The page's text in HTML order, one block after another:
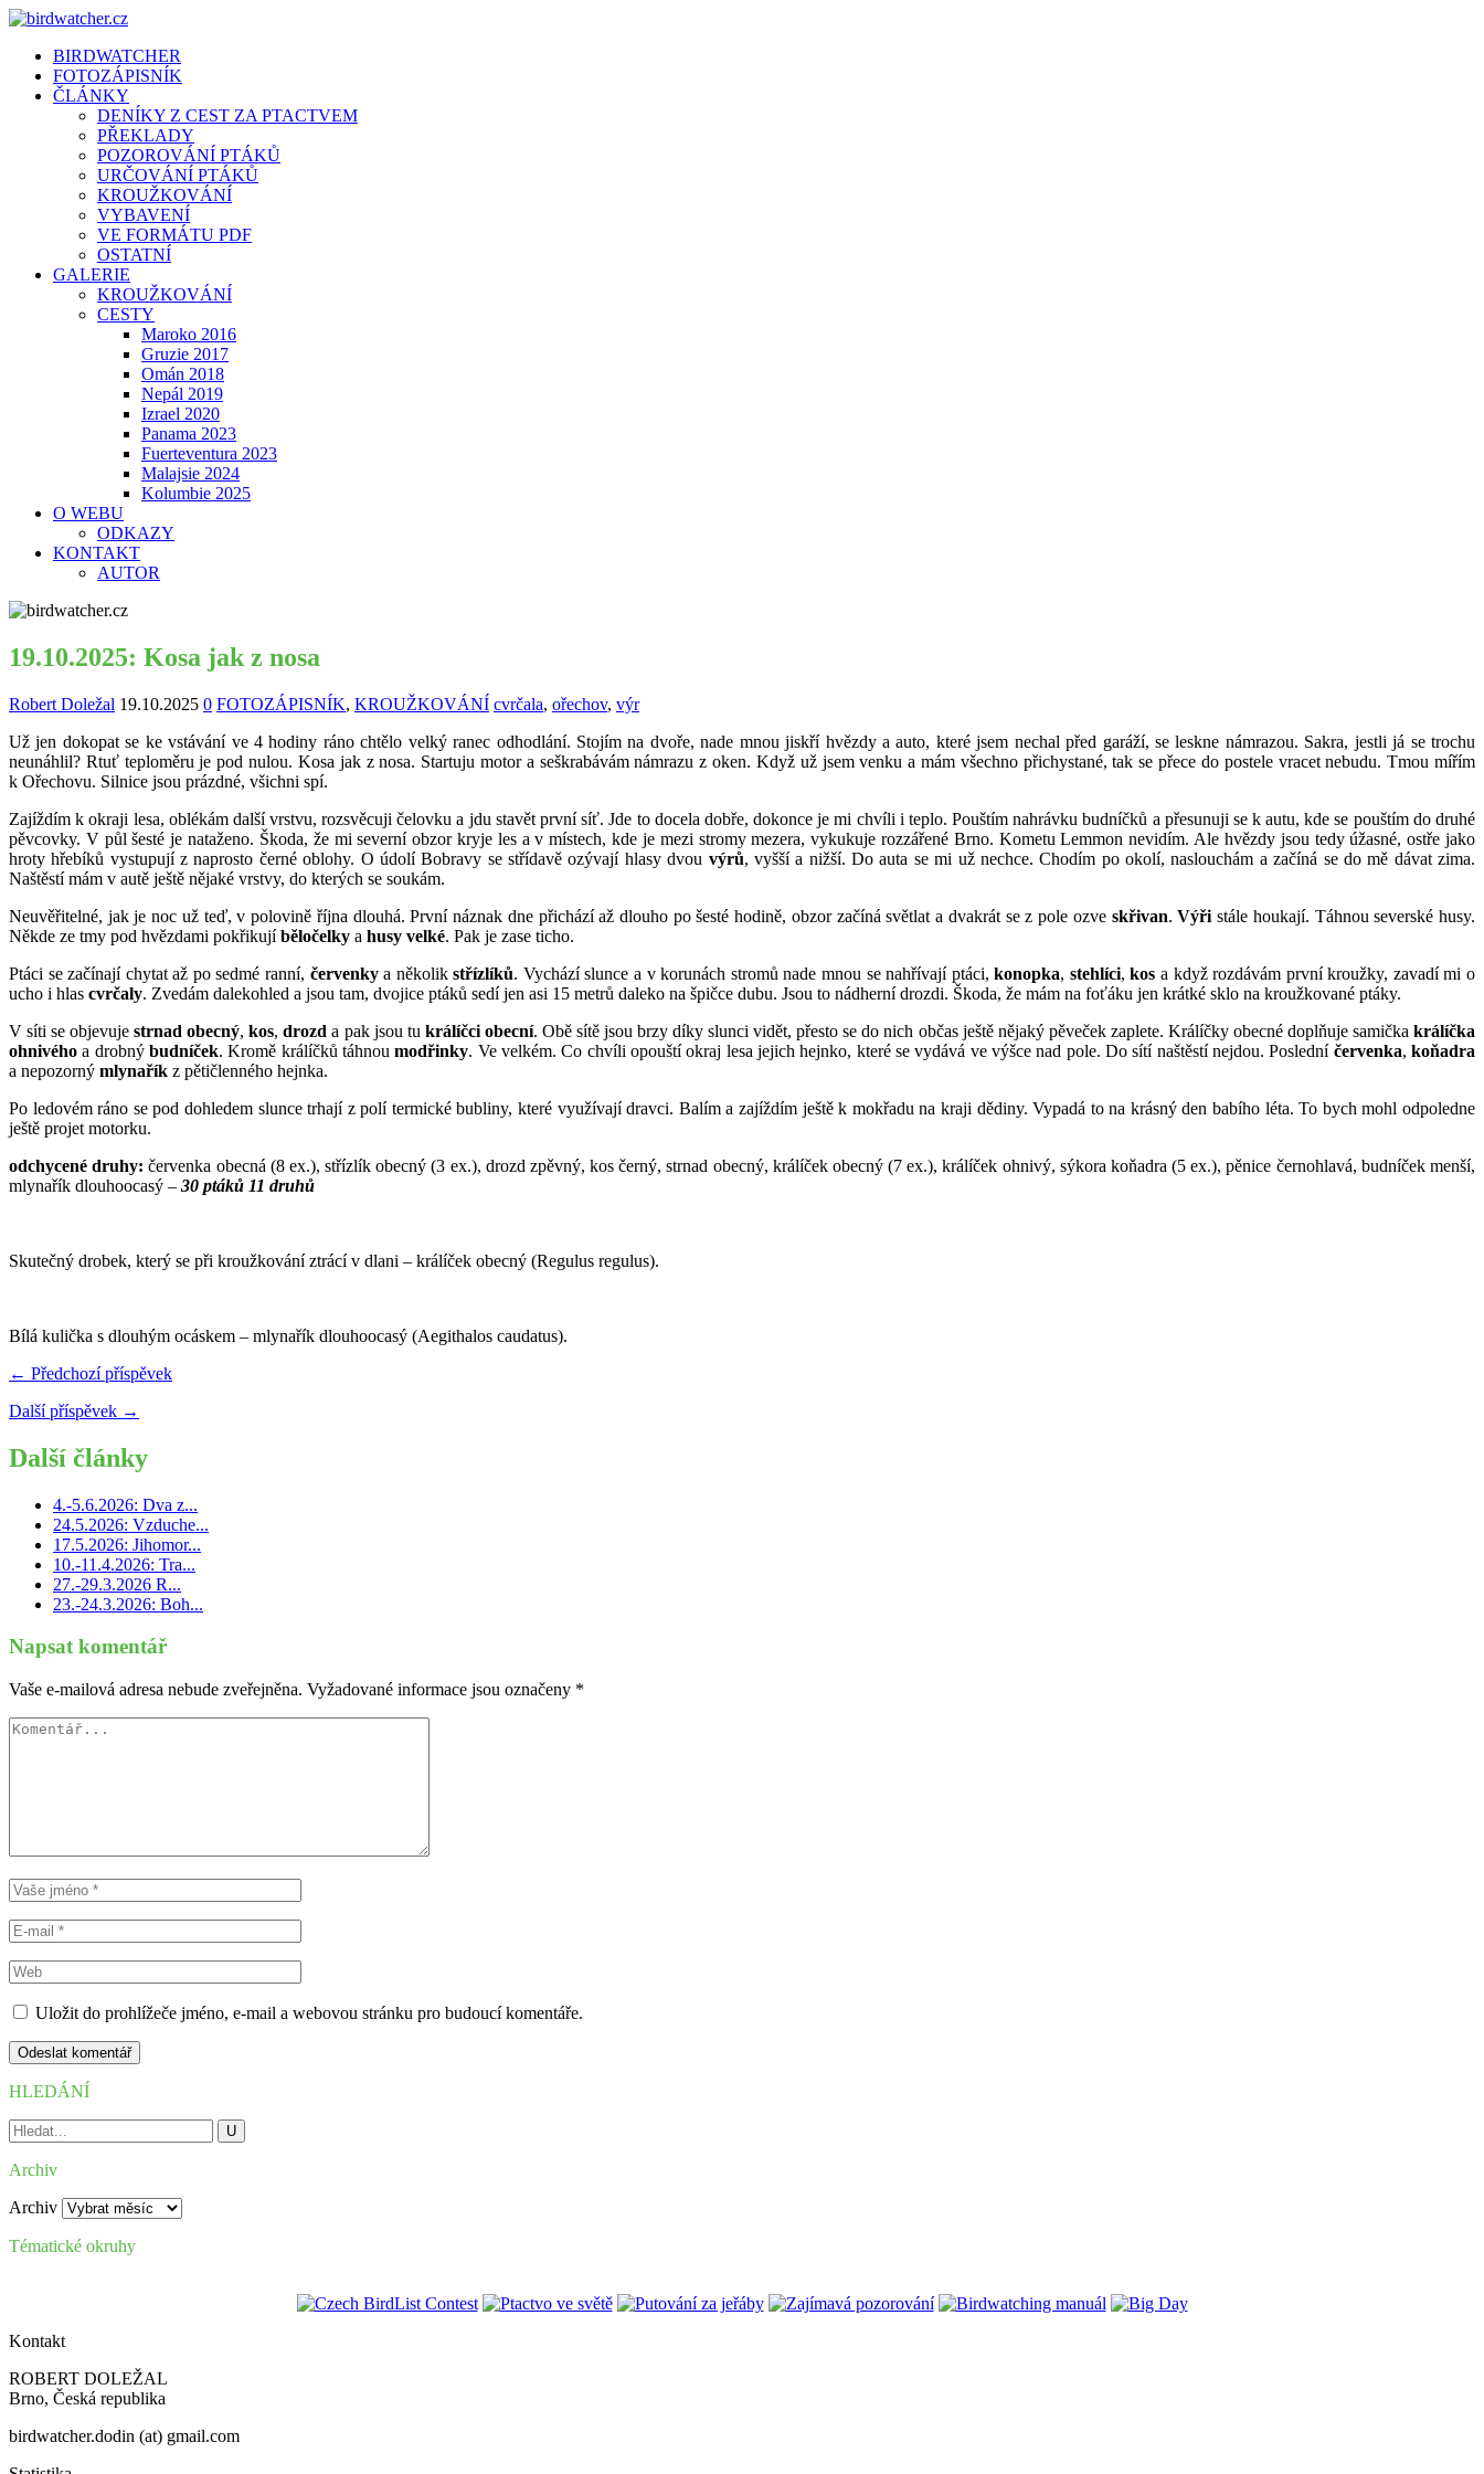
BIRDWATCHER
FOTOZÁPISNÍK
ČLÁNKY
DENÍKY Z CEST ZA PTACTVEM
PŘEKLADY
POZOROVÁNÍ PTÁKŮ
URČOVÁNÍ PTÁKŮ
KROUŽKOVÁNÍ
VYBAVENÍ
VE FORMÁTU PDF
OSTATNÍ
GALERIE
KROUŽKOVÁNÍ
CESTY
Maroko 2016
Gruzie 2017
Omán 2018
Nepál 2019
Izrael 2020
Panama 2023
Fuerteventura 2023
Malajsie 2024
Kolumbie 2025
O WEBU
ODKAZY
KONTAKT
AUTOR
19.10.2025: Kosa jak z nosa
Robert Doležal 19.10.2025 0 FOTOZÁPISNÍK, KROUŽKOVÁNÍ cvrčala, ořechov, výr
Už jen dokopat se ke vstávání ve 4 hodiny ráno chtělo velký ranec odhodlání. Stojím na dvoře, nade mnou jiskří hvězdy a auto, které jsem nechal před garáží, se leskne námrazou. Sakra, jestli já se trochu
neunáhlil? Rtuť teploměru je pod nulou. Kosa jak z nosa. Startuju motor a seškrabávám námrazu z oken. Když už jsem venku a mám všechno přichystané, tak se přece do postele vracet nebudu. Tmou mířím
k Ořechovu. Silnice jsou prázdné, všichni spí.
Zajíždím k okraji lesa, oblékám další vrstvu, rozsvěcuji čelovku a jdu stavět první síť. Jde to docela dobře, dokonce je mi chvíli i teplo. Pouštím nahrávku budníčků a přesunuji se k autu, kde se pouštím do druhé
pěvcovky. V půl šesté je nataženo. Škoda, že mi severní obzor kryje les a v místech, kde je mezi stromy mezera, vykukuje rozzářené Brno. Kometu Lemmon nevidím. Ale hvězdy jsou tedy úžasné, ostře jako
hroty hřebíků vystupují z naprosto černé oblohy. O údolí Bobravy se střídavě ozývají hlasy dvou výrů, vyšší a nižší. Do auta se mi už nechce. Chodím po okolí, naslouchám a začíná se do mě dávat zima.
Naštěstí mám v autě ještě nějaké vrstvy, do kterých se soukám.
Neuvěřitelné, jak je noc už teď, v polovině října dlouhá. První náznak dne přichází až dlouho po šesté hodině, obzor začíná světlat a dvakrát se z pole ozve skřivan.Výři stále houkají. Táhnou severské husy.
Někde ze tmy pod hvězdami pokřikujíběločelky a husy velké. Pak je zase ticho.
Ptáci se začínají chytat až po sedmé ranní, červenkya několikstřízlíků. Vychází slunce a v korunách stromů nade mnou se nahřívají ptáci,konopka, stehlíci,kos a když rozdávám první kroužky, zavadí mi o
ucho i hlas cvrčaly. Zvedám dalekohled a jsou tam, dvojice ptáků sedí jen asi 15 metrů daleko na špičce dubu. Jsou to nádherní drozdi. Škoda, že mám na foťáku jen krátké sklo na kroužkované ptáky.
V síti se objevujestrnad obecný,kos,drozd a pak jsou tu králíčci obecní. Obě sítě jsou brzy díky slunci vidět, přesto se do nich občas ještě nějaký pěveček zaplete. Králíčky obecné doplňuje samička králíčka
ohnivého a drobný budníček. Kromě králíčků táhnoumodřinky. Ve velkém. Co chvíli opouští okraj lesa jejich hejnko, které se vydává ve výšce nad pole. Do sítí naštěstí nejdou. Poslední červenka,koňadra
a nepozorný mlynařík z pětičlenného hejnka.
Po ledovém ráno se pod dohledem slunce trhají z polí termické bubliny, které využívají dravci. Balím a zajíždím ještě k mokřadu na kraji dědiny. Vypadá to na krásný den babího léta. To bych mohl odpoledne
ještě projet motorku.
odchycené druhy: červenka obecná (8 ex.), střízlík obecný (3 ex.), drozd zpěvný, kos černý, strnad obecný, králíček obecný (7 ex.), králíček ohnivý, sýkora koňadra (5 ex.), pěnice černohlavá, budníček menší,
mlynařík dlouhoocasý – 30 ptáků 11 druhů
Skutečný drobek, který se při kroužkování ztrácí v dlani – králíček obecný (Regulus regulus).
Bílá kulička s dlouhým ocáskem – mlynařík dlouhoocasý (Aegithalos caudatus).
← Předchozí příspěvek
Další příspěvek →
Další články
4.-5.6.2026: Dva z...
24.5.2026: Vzduche...
17.5.2026: Jihomor...
10.-11.4.2026: Tra...
27.-29.3.2026 R...
23.-24.3.2026: Boh...
Napsat komentář
Vaše e-mailová adresa nebude zveřejněna. Vyžadované informace jsou označeny *
Uložit do prohlížeče jméno, e-mail a webovou stránku pro budoucí komentáře.
HLEDÁNÍ
Archiv
Archiv
Tématické okruhy
Kontakt
ROBERT DOLEŽAL
Brno, Česká republika
birdwatcher.dodin (at) gmail.com